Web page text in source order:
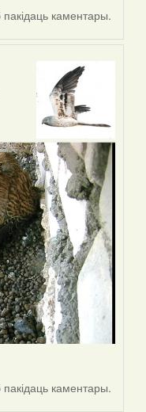
пакідаць каментары.
пакідаць каментары.